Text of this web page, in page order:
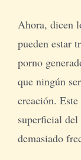
Ahora, dicen
pueden estar
porno
que ningún
creación.
superficial del
demasiado